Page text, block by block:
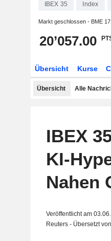
IBEX 35 Index
Markt geschlossen - BME
20’057.00
Übersicht Kurse
Übersicht Alle
IBEX
KI-
Nahen
Veröffentlicht am
Reuters - Übersetzt